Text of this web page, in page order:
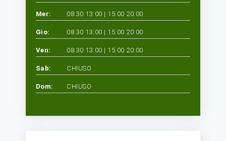
Mer: 08:30 13:00 | 15:00 20:00
Gio: 08:30 13:00 | 15:00 20:00
Ven: 08:30 13:00 | 15:00 20:00
Sab: CHIUSO
Dom: CHIUSO